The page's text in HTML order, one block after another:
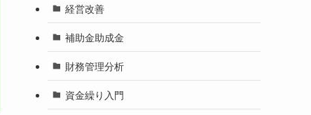
経営改善
補助金助成金
財務管理分析
資金繰り入門